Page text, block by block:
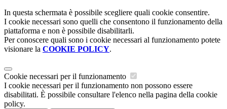
In questa schermata è possibile scegliere quali cookie consentire.
I cookie necessari sono quelli che consentono il funzionamento della
piattaforma e non è possibile disabilitarli.
Per conoscere quali sono i cookie necessari al funzionamento potete
visionare la COOKIE POLICY.
Cookie necessari per il funzionamento
I cookie necessari per il funzionamento non possono essere
disabilitati. È possibile consultare l'elenco nella pagina della cookie
policy.